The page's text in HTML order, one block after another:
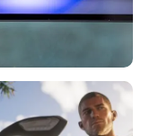
۰ 15 تیر 1404